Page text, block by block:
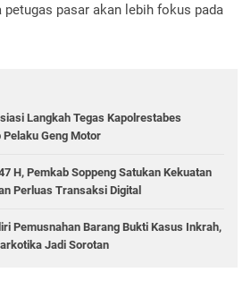
pasar akan lebih fokus pada
Langkah Tegas Kapolrestabes
Geng Motor
H, Pemkab Soppeng Satukan Kekuatan
Perluas Transaksi Digital
Pemusnahan Barang Bukti Kasus Inkrah,
Jadi Sorotan